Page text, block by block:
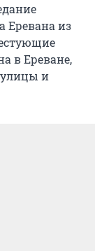
Еревана из
в Ереване,
и